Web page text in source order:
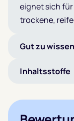
eignet sich
trockene,
Gut zu wissen
Inhaltsstoffe